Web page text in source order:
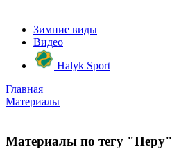
Зимние виды
Видео
Halyk Sport
Главная
Материалы
Материалы по тегу "Перу"